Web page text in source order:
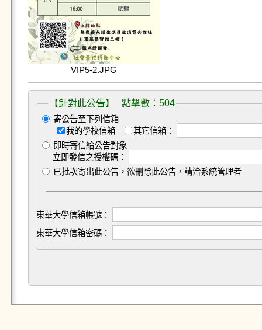
VIP5-2.JPG
【針對此公告】 點擊數：504
寄公告至下列信箱
我的學校信箱
其它信箱：
即時寄信給公告對象
立即發信之授權碼：
已批次寄出此公告，欲刪除此公告，請洽系統管理者
東華大學信箱帳號：
東華大學信箱密碼：